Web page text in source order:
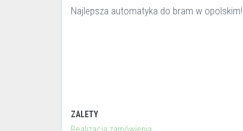
Najlepsza automatyka do bram w opolskim!
ZALETY